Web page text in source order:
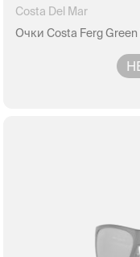
Costa Del Mar
Очки Costa Ferg